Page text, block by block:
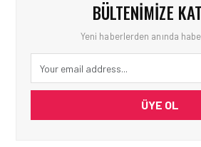
BÜLTENIMIZE
Yeni haberlerden anında
ÜYE OL